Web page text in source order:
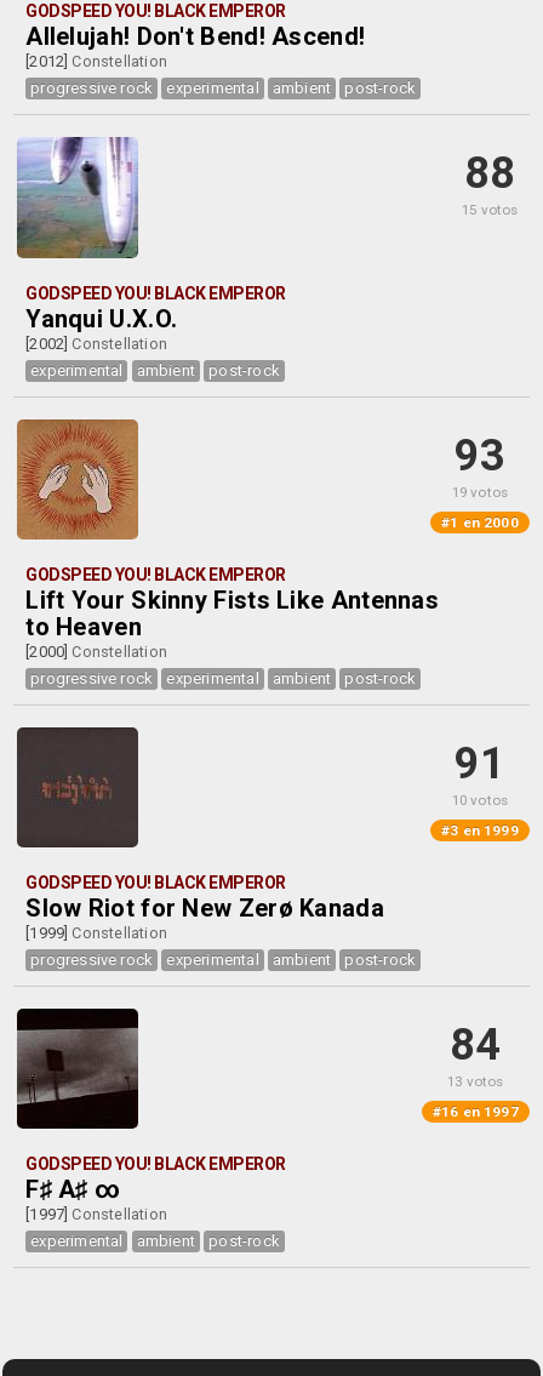
GODSPEED YOU! BLACK EMPEROR
Allelujah! Don't Bend! Ascend!
[2012] Constellation
progressive rock
experimental ambient post-rock
88
15 votos
GODSPEED YOU! BLACK EMPEROR
Yanqui U.X.O.
[2002] Constellation
experimental
ambient post-rock
93
19 votos
#1 en 2000
GODSPEED YOU! BLACK EMPEROR
Lift Your Skinny Fists Like Antennas
to Heaven
[2000] Constellation
progressive rock
experimental ambient post-rock
91
10 votos
#3 en 1999
GODSPEED YOU! BLACK EMPEROR
Slow Riot for New Zerø Kanada
[1999] Constellation
progressive rock
experimental ambient post-rock
84
13 votos
#16 en 1997
GODSPEED YOU! BLACK EMPEROR
F♯ A♯ ∞
[1997] Constellation
experimental
ambient post-rock